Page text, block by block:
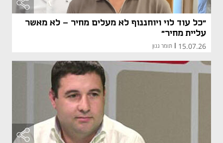
"כל עוד לוי ויוחננוף לא מעלים מחיר - לא מאשר
עליית מחיר"
15.07.26 תומר גנון